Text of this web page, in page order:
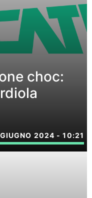
choc:
2024 - 10:21